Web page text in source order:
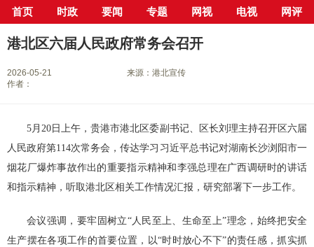
首页 时政 要闻 专题 网视 电视 网评
当前位置： 首页> 新闻中心> 县市区> 港北区> 正文
港北区六届人民政府常务会召开
2026-05-21
来源：港北宣传
作者：
5月20日上午，贵港市港北区委副书记、区长刘理主持召开区六届
人民政府第114次常务会，传达学习习近平总书记对湖南长沙浏阳市一
烟花厂爆炸事故作出的重要指示精神和李强总理在广西调研时的讲话
和指示精神，听取港北区相关工作情况汇报，研究部署下一步工作。
会议强调，要牢固树立“人民至上、生命至上”理念，始终把安全
生产摆在各项工作的首要位置，以“时时放心不下”的责任感，抓实抓